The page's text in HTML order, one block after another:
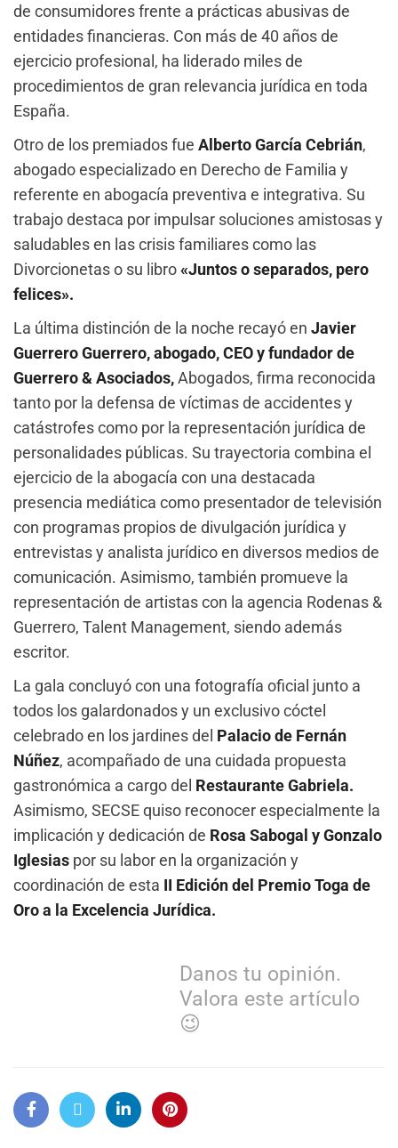
de consumidores frente a prácticas abusivas de
entidades financieras. Con más de 40 años de
ejercicio profesional, ha liderado miles de
procedimientos de gran relevancia jurídica en toda
España.
Otro de los premiados fue Alberto García Cebrián,
abogado especializado en Derecho de Familia y
referente en abogacía preventiva e integrativa. Su
trabajo destaca por impulsar soluciones amistosas y
saludables en las crisis familiares como las
Divorcionetas o su libro«Juntos o separados, pero
felices».
La última distinción de la noche recayó en Javier
Guerrero Guerrero, abogado, CEO y fundador de
Guerrero & Asociados,Abogados, firma reconocida
tanto por la defensa de víctimas de accidentes y
catástrofes como por la representación jurídica de
personalidades públicas. Su trayectoria combina el
ejercicio de la abogacía con una destacada
presencia mediática como presentador de televisión
con programas propios de divulgación jurídica y
entrevistas y analista jurídico en diversos medios de
comunicación. Asimismo, también promueve la
representación de artistas con la agencia Rodenas &
Guerrero, Talent Management, siendo además
escritor.
La gala concluyó con una fotografía oficial junto a
todos los galardonados y un exclusivo cóctel
celebrado en los jardines del Palacio de Fernán
Núñez, acompañado de una cuidada propuesta
gastronómica a cargo del Restaurante Gabriela.
Asimismo, SECSE quiso reconocer especialmente la
implicación y dedicación de Rosa Sabogal y Gonzalo
Iglesias por su labor en la organización y
coordinación de esta II Edición del Premio Toga de
Oro a la Excelencia Jurídica.
Danos tu opinión.
Valora este artículo
😉